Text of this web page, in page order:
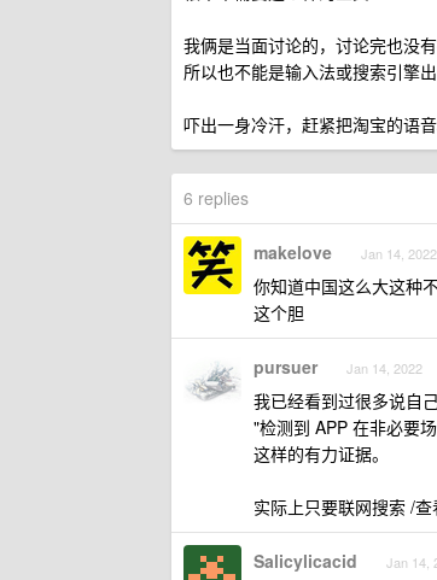
我俩是当面讨论的，讨论完也没
所以也不能是输入法或搜索引擎
吓出一身冷汗，赶紧把淘宝的语
6 replies
makelove Jan 14, 2022
你知道中国这么大这种
这个胆
pursuer Jan 14, 2022
我已经看到过很多说自
"检测到 APP 在非必要
这样的有力证据。
实际上只要联网搜索 /
Salicylicacid Jan 14,